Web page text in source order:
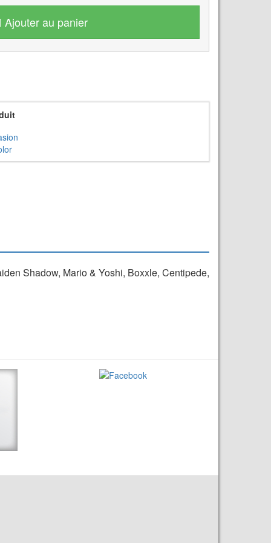
Ajouter au panier
Shadow, Mario & Yoshi, Boxxle, Centipede,